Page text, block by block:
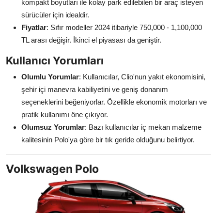
kompakt boyutları ile kolay park edilebilen bir araç isteyen
sürücüler için idealdir.
Fiyatlar: Sıfır modeller 2024 itibariyle 750,000 - 1,100,000
TL arası değişir. İkinci el piyasası da geniştir.
Kullanıcı Yorumları
Olumlu Yorumlar: Kullanıcılar, Clio'nun yakıt ekonomisini,
şehir içi manevra kabiliyetini ve geniş donanım
seçeneklerini beğeniyorlar. Özellikle ekonomik motorları ve
pratik kullanımı öne çıkıyor.
Olumsuz Yorumlar: Bazı kullanıcılar iç mekan malzeme
kalitesinin Polo'ya göre bir tık geride olduğunu belirtiyor.
Volkswagen Polo